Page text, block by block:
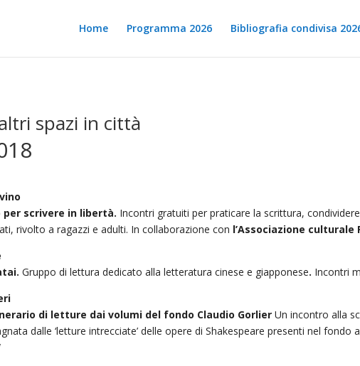
Home Programma 2026 Bibliografia condivisa
spazi in città
scrivere in libertà. Incontri gratuiti per praticare la scrittura,
rivolto a ragazzi e adulti. In collaborazione con l’Associazione culturale
Gruppo di lettura dedicato alla letteratura cinese e giapponese. Incontri
di letture dai volumi del fondo Claudio Gorlier Un incontro alla
dalle ‘letture intrecciate’ delle opere di Shakespeare presenti nel fondo